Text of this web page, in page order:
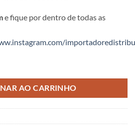
e fique por dentro de todas as
AO CARRINHO